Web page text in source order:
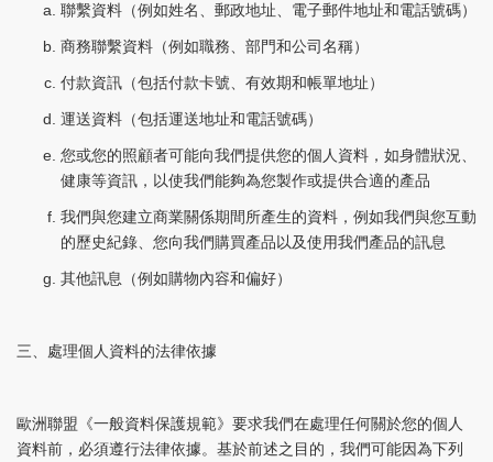
聯繫資料（例如姓名、郵政地址、電子郵件地址和電話號碼）
商務聯繫資料（例如職務、部門和公司名稱）
付款資訊（包括付款卡號、有效期和帳單地址）
運送資料（包括運送地址和電話號碼）
您或您的照顧者可能向我們提供您的個人資料，如身體狀況、
健康等資訊，以使我們能夠為您製作或提供合適的產品
我們與您建立商業關係期間所產生的資料，例如我們與您互動
的歷史紀錄、您向我們購買產品以及使用我們產品的訊息
其他訊息（例如購物內容和偏好）
三、處理個人資料的法律依據
歐洲聯盟《一般資料保護規範》要求我們在處理任何關於您的個人
資料前，必須遵行法律依據。基於前述之目的，我們可能因為下列